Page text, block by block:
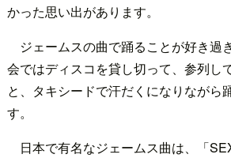
かった思い出があります。
ジェームスの曲で踊ることが好き過
会ではディスコを貸し切って、参列し
と、タキシードで汗だくになりながら
す。
日本で有名なジェームス曲は、「